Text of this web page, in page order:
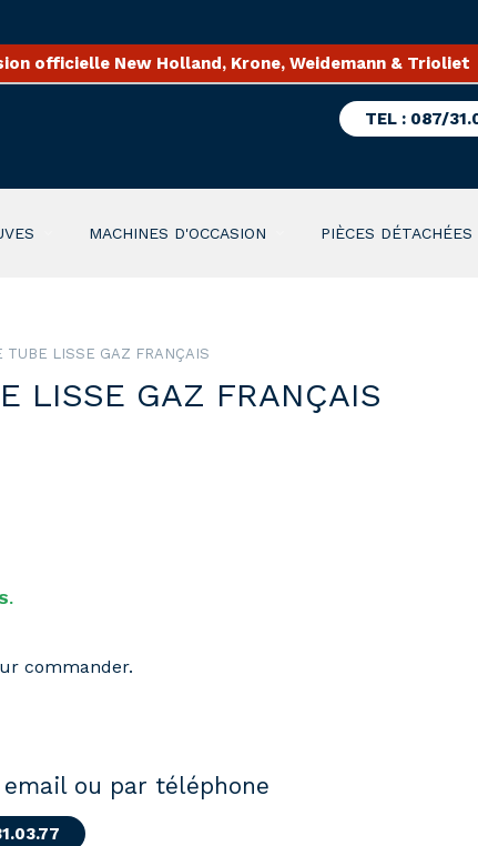
officielle New Holland, Krone, Weidemann & Trioliet
TEL : 087/
MACHINES D'OCCASION PIÈCES DÉTACHÉES
TUBE LISSE GAZ FRANÇAIS
LISSE GAZ FRANÇAIS
commander.
ou par téléphone